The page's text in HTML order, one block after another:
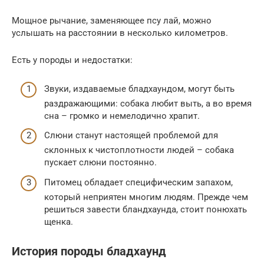
Мощное рычание, заменяющее псу лай, можно
услышать на расстоянии в несколько километров.
Есть у породы и недостатки:
Звуки, издаваемые бладхаундом, могут быть
раздражающими: собака любит выть, а во время
сна – громко и немелодично храпит.
Слюни станут настоящей проблемой для
склонных к чистоплотности людей – собака
пускает слюни постоянно.
Питомец обладает специфическим запахом,
который неприятен многим людям. Прежде чем
решиться завести бландхаунда, стоит понюхать
щенка.
История породы бладхаунд